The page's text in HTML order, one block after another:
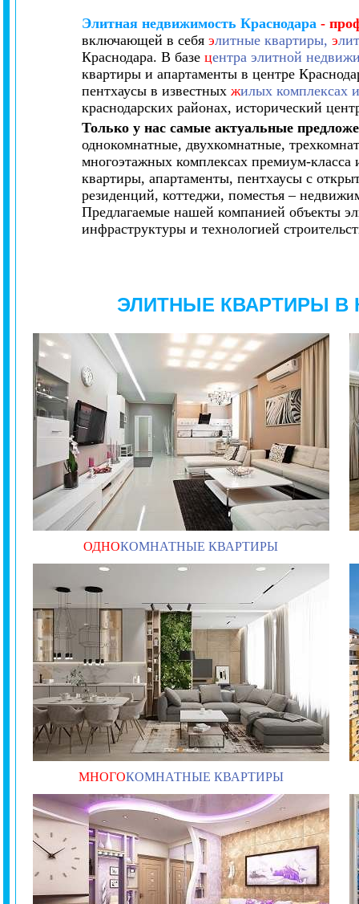
Элитная недвижимость Краснодара -
включающей в себя элитные квартиры, э
Краснодара. В базе центра элитной
квартиры и апартаменты в центре
пентхаусы в известных жилых комплексах
краснодарских районах, исторический
Только у нас самые актуальные
однокомнатные, двухкомнатные,
многоэтажных комплексах премиум-
квартиры, апартаменты, пентхаусы с
резиденций, коттеджи, поместья –
Предлагаемые нашей компанией объекты
инфраструктуры и технологией
ЭЛИТНЫЕ КВАРТИРЫ В
ОДНОКОМНАТНЫЕ КВАРТИРЫ
МНОГОКОМНАТНЫЕ КВАРТИРЫ